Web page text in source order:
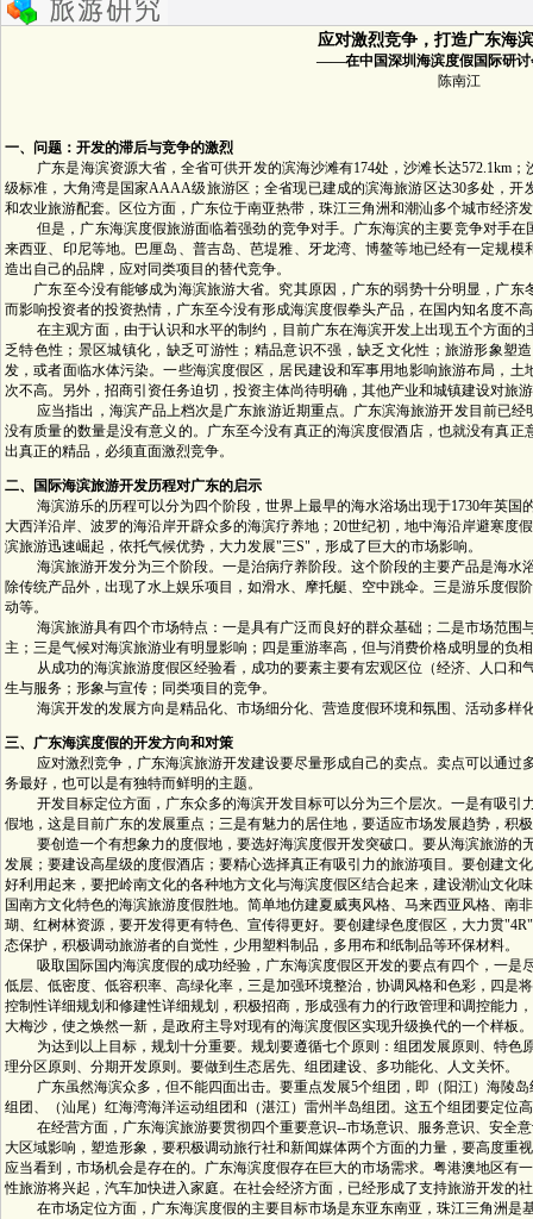
应对激烈竞争，打造广东海
——在中国深圳海滨度假国际研讨
陈南江
一、问题：开发的滞后与竞争的激烈
广东是海滨资源大省，全省可供开发的滨海沙滩有174处，沙滩长达572.1km；
级标准，大角湾是国家AAAA级旅游区；全省现已建成的滨海旅游区达30多处，
和农业旅游配套。区位方面，广东位于南亚热带，珠江三角洲和潮汕多个城市经济
但是，广东海滨度假旅游面临着强劲的竞争对手。广东海滨的主要竞争对手在
来西亚、印尼等地。巴厘岛、普吉岛、芭堤雅、牙龙湾、博鳌等地已经有一定规
造出自己的品牌，应对同类项目的替代竞争。
广东至今没有能够成为海滨旅游大省。究其原因，广东的弱势十分明显，广东
而影响投资者的投资热情，广东至今没有形成海滨度假拳头产品，在国内知名度不
在主观方面，由于认识和水平的制约，目前广东在海滨开发上出现五个方面的
乏特色性；景区城镇化，缺乏可游性；精品意识不强，缺乏文化性；旅游形象塑
发，或者面临水体污染。一些海滨度假区，居民建设和军事用地影响旅游布局，
次不高。另外，招商引资任务迫切，投资主体尚待明确，其他产业和城镇建设对旅
应当指出，海滨产品上档次是广东旅游近期重点。广东滨海旅游开发目前已经
没有质量的数量是没有意义的。广东至今没有真正的海滨度假酒店，也就没有真
出真正的精品，必须直面激烈竞争。
二、国际海滨旅游开发历程对广东的启示
海滨游乐的历程可以分为四个阶段，世界上最早的海水浴场出现于1730年英国
大西洋沿岸、波罗的海沿岸开辟众多的海滨疗养地；20世纪初，地中海沿岸避寒度
滨旅游迅速崛起，依托气候优势，大力发展"三S"，形成了巨大的市场影响。
海滨旅游开发分为三个阶段。一是治病疗养阶段。这个阶段的主要产品是海水
除传统产品外，出现了水上娱乐项目，如滑水、摩托艇、空中跳伞。三是游乐度假
动等。
海滨旅游具有四个市场特点：一是具有广泛而良好的群众基础；二是市场范围
主；三是气候对海滨旅游业有明显影响；四是重游率高，但与消费价格成明显的负
从成功的海滨旅游度假区经验看，成功的要素主要有宏观区位（经济、人口和
生与服务；形象与宣传；同类项目的竞争。
海滨开发的发展方向是精品化、市场细分化、营造度假环境和氛围、活动多样
三、广东海滨度假的开发方向和对策
应对激烈竞争，广东海滨旅游开发建设要尽量形成自己的卖点。卖点可以通过
务最好，也可以是有独特而鲜明的主题。
开发目标定位方面，广东众多的海滨开发目标可以分为三个层次。一是有吸引
假地，这是目前广东的发展重点；三是有魅力的居住地，要适应市场发展趋势，积
要创造一个有想象力的度假地，要选好海滨度假开发突破口。要从海滨旅游的
发展；要建设高星级的度假酒店；要精心选择真正有吸引力的旅游项目。要创建文
好利用起来，要把岭南文化的各种地方文化与海滨度假区结合起来，建设潮汕文化
国南方文化特色的海滨旅游度假胜地。简单地仿建夏威夷风格、马来西亚风格、南
瑚、红树林资源，要开发得更有特色、宣传得更好。要创建绿色度假区，大力贯"4R"
态保护，积极调动旅游者的自觉性，少用塑料制品，多用布和纸制品等环保材料。
吸取国际国内海滨度假的成功经验，广东海滨度假区开发的要点有四个，一是
低层、低密度、低容积率、高绿化率，三是加强环境整治，协调风格和色彩，四是
控制性详细规划和修建性详细规划，积极招商，形成强有力的行政管理和调控能力
大梅沙，使之焕然一新，是政府主导对现有的海滨度假区实现升级换代的一个样板。
为达到以上目标，规划十分重要。规划要遵循七个原则：组团发展原则、特色
理分区原则、分期开发原则。要做到生态居先、组团建设、多功能化、人文关怀。
广东虽然海滨众多，但不能四面出击。要重点发展5个组团，即（阳江）海陵岛
组团、（汕尾）红海湾海洋运动组团和（湛江）雷州半岛组团。这五个组团要定位
在经营方面，广东海滨旅游要贯彻四个重要意识--市场意识、服务意识、安全
大区域影响，塑造形象，要积极调动旅行社和新闻媒体两个方面的力量，要高度重
应当看到，市场机会是存在的。广东海滨度假存在巨大的市场需求。粤港澳地区有
性旅游将兴起，汽车加快进入家庭。在社会经济方面，已经形成了支持旅游开发的
在市场定位方面，广东海滨度假的主要目标市场是东亚东南亚，珠江三角洲是